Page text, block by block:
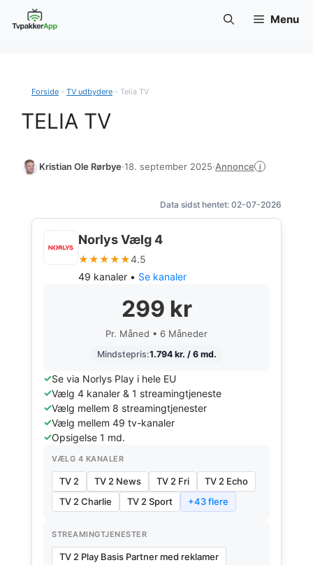
Menu
Forside - TV udbydere - Telia TV
TELIA TV
Kristian Ole Rørbye·18. september 2025·Annonce i
Data sidst hentet: 02-07-2026
Norlys Vælg 4
★★★★★4.5
49 kanaler • Se kanaler
299 kr
Pr. Måned • 6 Måneder
Mindstepris:1.794 kr. / 6 md.
Se via Norlys Play i hele EU
Vælg 4 kanaler & 1 streamingtjeneste
Vælg mellem 8 streamingtjenester
Vælg mellem 49 tv-kanaler
Opsigelse 1 md.
VÆLG 4 KANALER
TV 2 TV 2 News TV 2 Fri
TV 2 Echo
TV 2 Charlie
TV 2 Sport +43 flere
STREAMINGTJENESTER
TV 2 Play Basis Partner med reklamer